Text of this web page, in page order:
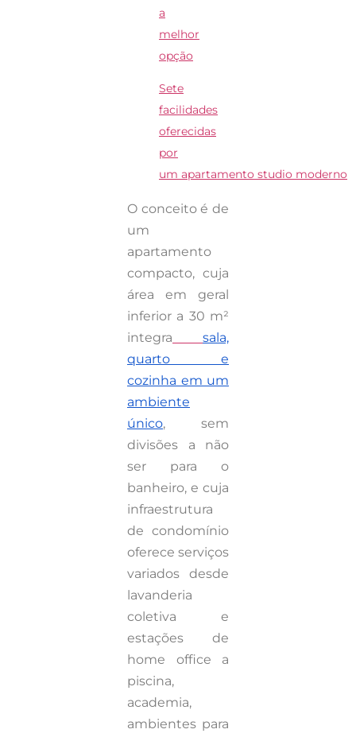
a
melhor
opção
Sete
facilidades
oferecidas
por
um apartamento studio moderno
O conceito é de
um
apartamento
compacto, cuja
área em geral
inferior a 30 m²
integra
sala,
quarto e
cozinha em um
ambiente
único, sem
divisões a não
ser para o
banheiro, e cuja
infraestrutura
de condomínio
oferece serviços
variados desde
lavanderia
coletiva e
estações de
home office a
piscina,
academia,
ambientes para